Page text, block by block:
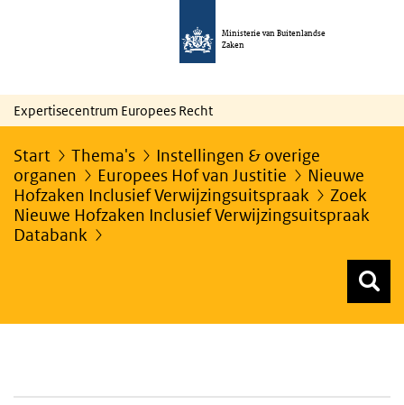
Ministerie van Buitenlandse
Zaken
Expertisecentrum Europees Recht
Start Thema's
Instellingen & overige
organen
Europees Hof van Justitie
Nieuwe
Hofzaken Inclusief Verwijzingsuitspraak
Zoek
Nieuwe Hofzaken Inclusief Verwijzingsuitspraak
Databank